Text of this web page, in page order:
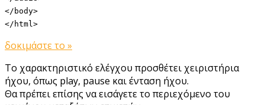
</body>
</html>
δοκιμάστε το »
Το χαρακτηριστικό ελέγχου προσθέτει χειριστήρια
ήχου, όπως play, pause και ένταση ήχου.
Θα πρέπει επίσης να εισάγετε το περιεχόμενο του